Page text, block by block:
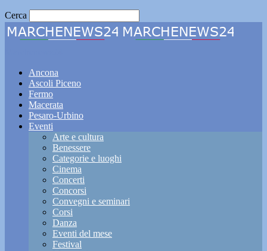
Cerca
Ancona
Ascoli Piceno
Fermo
Macerata
Pesaro-Urbino
Eventi
Arte e cultura
Benessere
Categorie e luoghi
Cinema
Concerti
Concorsi
Convegni e seminari
Corsi
Danza
Eventi del mese
Festival